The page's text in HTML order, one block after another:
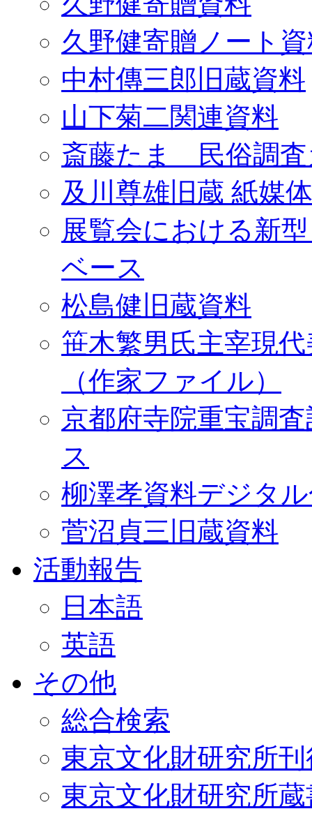
久野健寄贈ノート
中村傳三郎旧蔵資料
山下菊二関連資料
斎藤たま 民俗調査
及川尊雄旧蔵 紙媒
展覧会における新
ベース
松島健旧蔵資料
笹木繁男氏主宰現
（作家ファイル）
京都府寺院重宝調
ス
柳澤孝資料デジタ
菅沼貞三旧蔵資料
活動報告
日本語
英語
その他
総合検索
東京文化財研究所
東京文化財研究所